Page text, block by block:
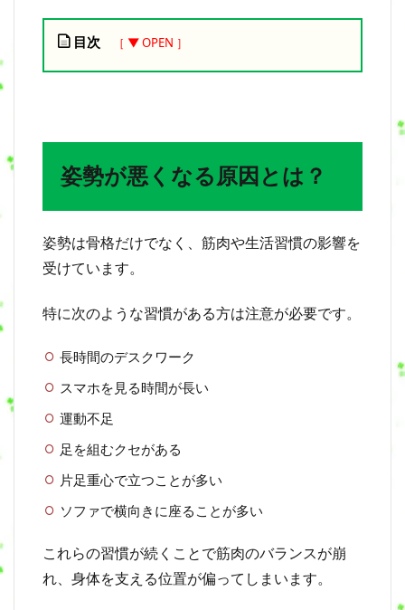
目次
が
悪
く
る
因
と
は
あ
な
た
大
夫
？
姿
勢
セ
フ
ェ
姿勢が悪くなる原因とは？
姿勢は骨格だけでなく、筋肉や生活習慣の影響を
受けています。
特に次のような習慣がある方は注意が必要です。
長時間のデスクワーク
スマホを見る時間が長い
運動不足
足を組むクセがある
片足重心で立つことが多い
ソファで横向きに座ることが多い
これらの習慣が続くことで筋肉のバランスが崩
れ、身体を支える位置が偏ってしまいます。